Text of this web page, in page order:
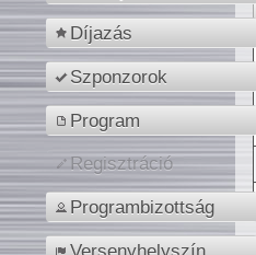
Díjazás
Szponzorok
Program
Regisztráció
Programbizottság
Versenyhelyszín